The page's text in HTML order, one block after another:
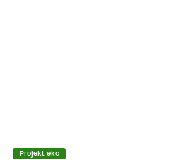
Projekt eko